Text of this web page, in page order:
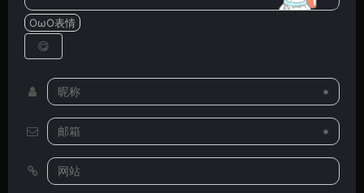
OωO表情
*
*